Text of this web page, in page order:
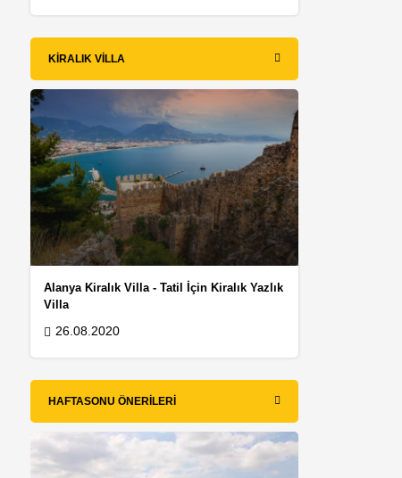
KIRALIK VILLA
Alanya Kiralık Villa - Tatil İçin Kiralık Yazlık
Villa
26.08.2020
HAFTASONU ÖNERILERI